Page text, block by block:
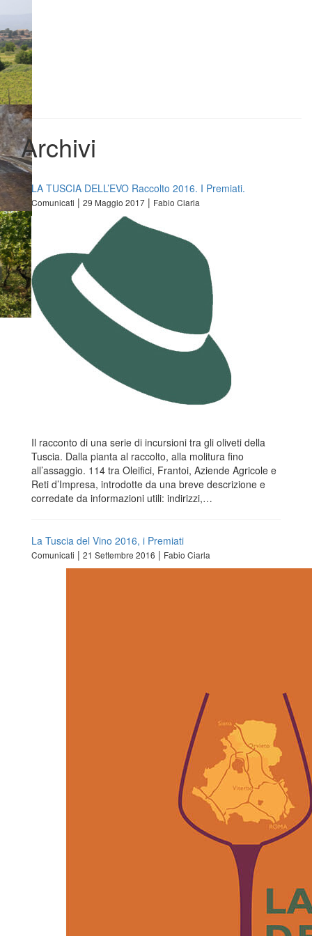
Archivi
LA TUSCIA DELL’EVO Raccolto 2016. I Premiati.
Comunicati | 29 Maggio 2017 | Fabio Ciarla
Il racconto di una serie di incursioni tra gli oliveti della
Tuscia. Dalla pianta al raccolto, alla molitura fino
all’assaggio. 114 tra Oleifici, Frantoi, Aziende Agricole e
Reti d’Impresa, introdotte da una breve descrizione e
corredate da informazioni utili: indirizzi,…
La Tuscia del Vino 2016, i Premiati
Comunicati | 21 Settembre 2016 | Fabio Ciarla